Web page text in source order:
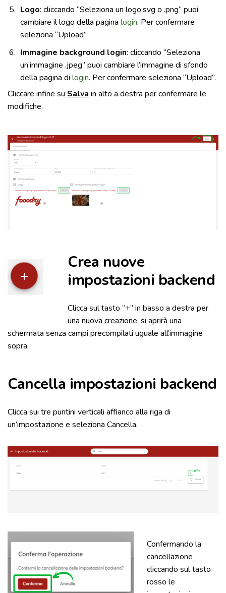
Logo: cliccando “Seleziona un logo.svg o .png” puoi
cambiare il logo della pagina login. Per confermare
seleziona “Upload”.
Immagine background login: cliccando “Seleziona
un’immagine .jpeg” puoi cambiare l’immagine di sfondo
della pagina di login. Per confermare seleziona “Upload”.
Cliccare infine su Salva in alto a destra per confermare le
modifiche.
Crea nuove
impostazioni backend
Clicca sul tasto “+” in basso a destra per
una nuova creazione, si aprirà una
schermata senza campi precompilati uguale all’immagine
sopra.
Cancella impostazioni backend
Clicca sui tre puntini verticali affianco alla riga di
un’impostazione e seleziona Cancella.
Confermando la
cancellazione
cliccando sul tasto
rosso le